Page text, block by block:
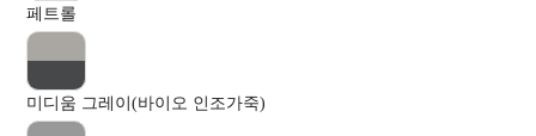
페트롤
미디움 그레이(바이오 인조가죽)